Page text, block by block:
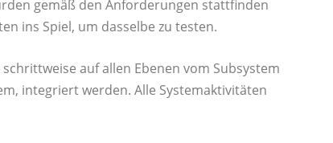
gemäß den Anforderungen stattfinden
ins Spiel, um dasselbe zu testen.
auf allen Ebenen vom Subsystem
integriert werden. Alle Systemaktivitäten